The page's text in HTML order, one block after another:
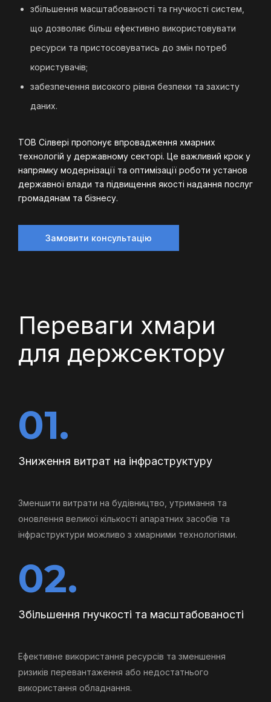
збільшення масштабованості та гнучкості систем,
що дозволяє більш ефективно використовувати
ресурси та пристосовуватись до змін потреб
користувачів;
забезпечення високого рівня безпеки та захисту
даних.
ТОВ Сілвері пропонує впровадження хмарних
технологій у державному секторі. Це важливий крок у
напрямку модернізації та оптимізації роботи установ
державної влади та підвищення якості надання послуг
громадянам та бізнесу.
Замовити консультацію
Переваги хмари
для держсектору
01.
Зниження витрат на інфраструктуру
Зменшити витрати на будівництво, утримання та
оновлення великої кількості апаратних засобів та
інфраструктури можливо з хмарними технологіями.
02.
Збільшення гнучкості та масштабованості
Ефективне використання ресурсів та зменшення
ризиків перевантаження або недостатнього
використання обладнання.